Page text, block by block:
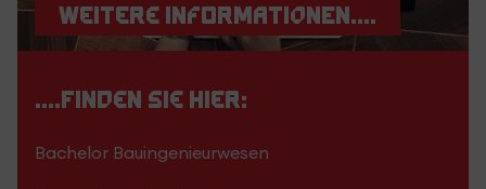
Weitere Informationen....
....finden Sie hier:
Bachelor Bauingenieurwesen